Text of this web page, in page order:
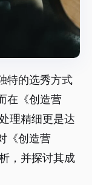
特的选秀方式
在《创造营
理精细更是达
《创造营
，并探讨其成